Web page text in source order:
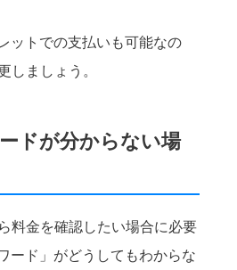
ットでの支払いも可能なの
しましょう。
ドが分からない場
料金を確認したい場合に必要
ード」がどうしてもわからな